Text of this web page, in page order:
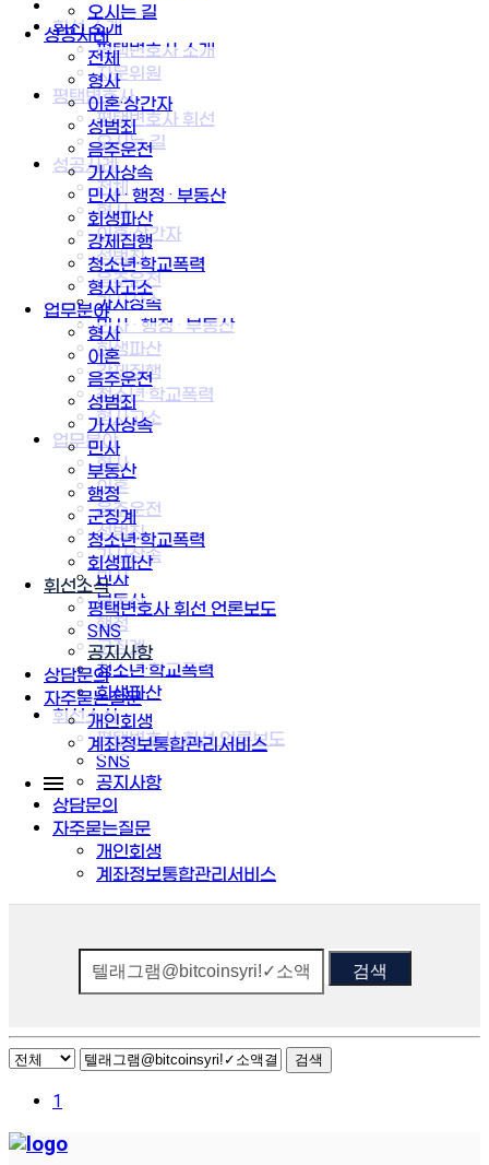
오시는 길
성공사례
전체
형사
이혼·상간자
성범죄
음주운전
가사상속
민사 · 행정 · 부동산
회생파산
강제집행
청소년·학교폭력
형사고소
업무분야
형사
이혼
음주운전
성범죄
가사상속
민사
부동산
행정
군징계
청소년·학교폭력
회생파산
휘선소식
평택변호사 휘선 언론보도
SNS
공지사항
상담문의
자주묻는질문
개인회생
계좌정보통합관리서비스
휘선 소개
평택변호사 소개
자문위원
평택변호사
평택변호사 휘선
오시는 길
성공사례
전체
형사
이혼·상간자
성범죄
음주운전
가사상속
민사 · 행정 · 부동산
회생파산
강제집행
청소년·학교폭력
형사고소
업무분야
형사
이혼
음주운전
성범죄
가사상속
민사
부동산
행정
군징계
청소년·학교폭력
회생파산
휘선소식
평택변호사 휘선 언론보도
SNS
공지사항
상담문의
자주묻는질문
개인회생
계좌정보통합관리서비스
검색
검색
1